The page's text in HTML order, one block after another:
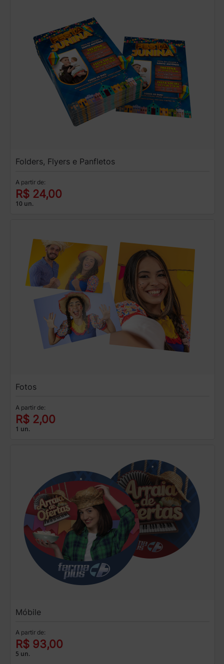
Folders, Flyers e Panfletos
A partir de:
R$ 24,00
10 un.
Fotos
A partir de:
R$ 2,00
1 un.
Móbile
A partir de:
R$ 93,00
5 un.